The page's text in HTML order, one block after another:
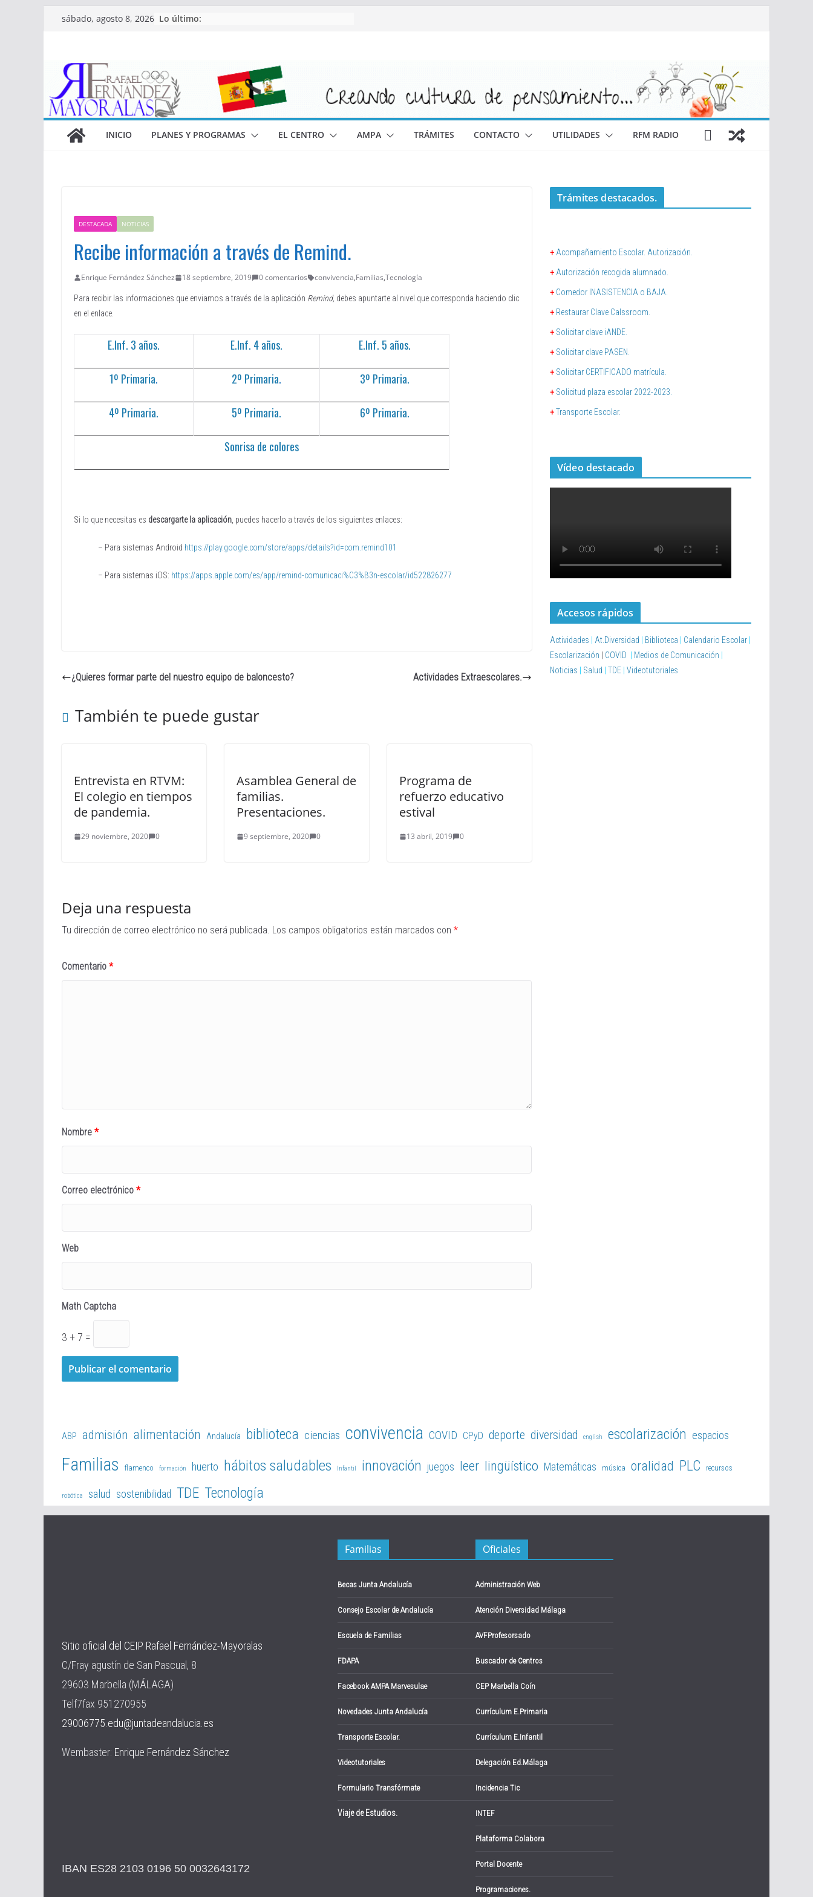
Saltarsábado, agosto 8, 2026 Lo último:
INICIO PLANES Y PROGRAMAS EL CENTRO AMPA TRÁMITES CONTACTO UTILIDADES RFM RADIO
DESTACADA NOTICIAS
Recibe información a través de Remind.
Enrique Fernández Sánchez 18 septiembre, 2019 0 comentarios convivencia,Familias,Tecnología
Para recibir las informaciones que enviamos a través de la aplicación Remind, debes apuntarte al nivel que corresponda haciendo clic
en el enlace.
E.Inf. 3 años. E.Inf. 4 años. E.Inf. 5 años.
1º Primaria. 2º Primaria. 3º Primaria.
4º Primaria. 5º Primaria. 6º Primaria.
Sonrisa de colores
Si lo que necesitas es descargarte la aplicación, puedes hacerlo a través de los siguientes enlaces:
– Para sistemas Android https://play.google.com/store/apps/details?id=com.remind101
– Para sistemas iOS: https://apps.apple.com/es/app/remind-comunicaci%C3%B3n-escolar/id522826277
¿Quieres formar parte del nuestro equipo de baloncesto? Actividades Extraescolares.
También te puede gustar
Entrevista en RTVM:
El colegio en tiempos
de pandemia.
29 noviembre, 2020 0
Asamblea General de
familias.
Presentaciones.
9 septiembre, 2020 0
Programa de
refuerzo educativo
estival
13 abril, 2019 0
Deja una respuesta
Tu dirección de correo electrónico no será publicada. Los campos obligatorios están marcados con *
Comentario *
Nombre *
Correo electrónico *
Web
Math Captcha
3 + 7 =
Trámites destacados.
+ Acompañamiento Escolar. Autorización.
+ Autorización recogida alumnado.
+ Comedor INASISTENCIA o BAJA.
+ Restaurar Clave Calssroom.
+ Solicitar clave iANDE.
+ Solicitar clave PASEN.
+ Solicitar CERTIFICADO matrícula.
+ Solicitud plaza escolar 2022-2023.
+Transporte Escolar.
Vídeo destacado
Accesos rápidos
Actividades At.Diversidad Biblioteca Calendario Escolar
Escolarización
COVID Medios de Comunicación
Noticias
Salud TDE Videotutoriales
ABP admisión alimentación Andalucía biblioteca ciencias convivencia COVID CPyD deporte diversidad english escolarización espacios
Familias flamenco formación huerto hábitos saludables Infantil innovación juegos leer lingüístico Matemáticas música oralidad PLC recursos
robótica salud sostenibilidad TDE Tecnología
Sitio oficial del CEIP Rafael Fernández-Mayoralas
C/Fray agustín de San Pascual, 8
29603 Marbella (MÁLAGA)
Telf7fax 951270955
29006775.edu@juntadeandalucia.es
Wembaster: Enrique Fernández Sánchez
IBAN ES28 2103 0196 50 0032643172
Familias
Becas Junta Andalucía
Consejo Escolar de Andalucía
Escuela de Familias
FDAPA
Facebook AMPA Marvesulae
Novedades Junta Andalucía
Transporte Escolar.
Videotutoriales
Formulario Transfórmate
Viaje de Estudios.
Oficiales
Administración Web
Atención Diversidad Málaga
AVFProfesorsado
Buscador de Centros
CEP Marbella Coín
Currículum E.Primaria
Currículum E.Infantil
Delegación Ed.Málaga
Incidencia Tic
INTEF
Plataforma Colabora
Portal Docente
Programaciones.